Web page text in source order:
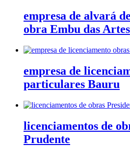
empresa de alvará
obra Embu das Artes
empresa de
particulares Bauru
licenciamentos de
Prudente